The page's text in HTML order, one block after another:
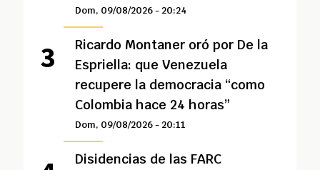
Dom, 09/08/2026 - 20:24
Ricardo Montaner oró por De la
Espriella: que Venezuela
recupere la democracia “como
Colombia hace 24 horas”
Dom, 09/08/2026 - 20:11
Disidencias de las FARC